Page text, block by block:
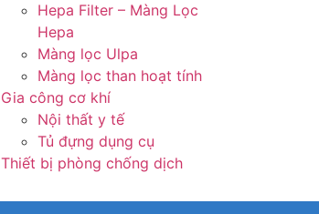
Hepa Filter – Màng Lọc
Hepa
Màng lọc Ulpa
Màng lọc than hoạt tính
Gia công cơ khí
Nội thất y tế
Tủ đựng dụng cụ
Thiết bị phòng chống dịch